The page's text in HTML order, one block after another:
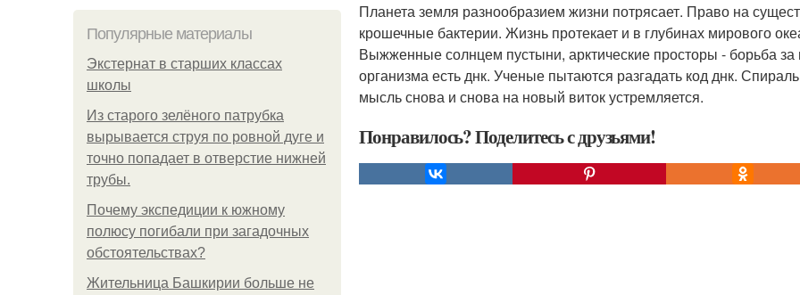
Популярные материалы
Экстернат в старших классах
школы
Из старого зелёного патрубка
вырывается струя по ровной дуге и
точно попадает в отверстие нижней
трубы.
Почему экспедиции к южному
полюсу погибали при загадочных
обстоятельствах?
Жительница Башкирии больше не
Планета земля разнообразием жизни потрясает. Право на
крошечные бактерии. Жизнь протекает и в глубинах мирового
Выжженные солнцем пустыни, арктические просторы - борьба
организма есть днк. Ученые пытаются разгадать код днк.
мысль снова и снова на новый виток устремляется.
Понравилось? Поделитесь с друзьями!